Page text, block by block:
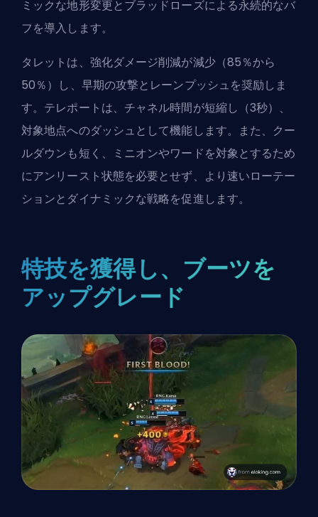
ミックな地形変更とブラッドローズによる永続的なバ
フを導入します。
タレットは、強化ダメージ削減が減少（85％から
50％）し、早期の攻撃とレーンプッシュを奨励しま
す。テレポートは、チャネル時間が短縮し（3秒）、
対象地点へのダッシュとして機能します。また、クー
ルダウンも短く、ミニオンやワードを対象とするため
にアンリースト状態を必要とせず、より速いローテー
ションとダイナミックな戦略を促進します。
特技を獲得し、ブーツを
アップグレード